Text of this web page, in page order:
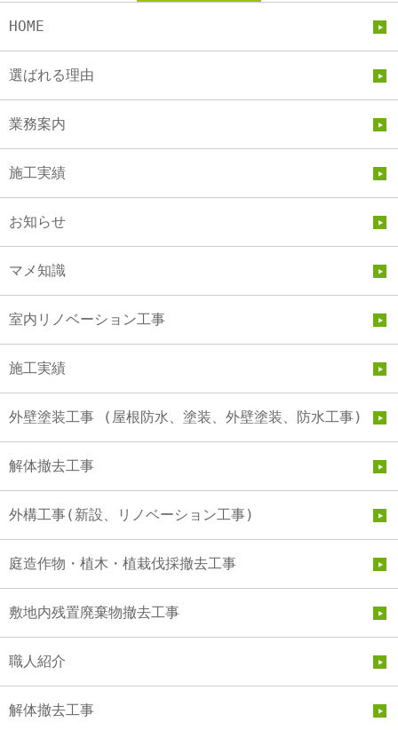
HOME
選ばれる理由
業務案内
施工実績
お知らせ
マメ知識
室内リノベーション工事
施工実績
外壁塗装工事 (屋根防水、塗装、外壁塗装、防水工事)
解体撤去工事
外構工事(新設、リノベーション工事)
庭造作物・植木・植栽伐採撤去工事
敷地内残置廃棄物撤去工事
職人紹介
解体撤去工事